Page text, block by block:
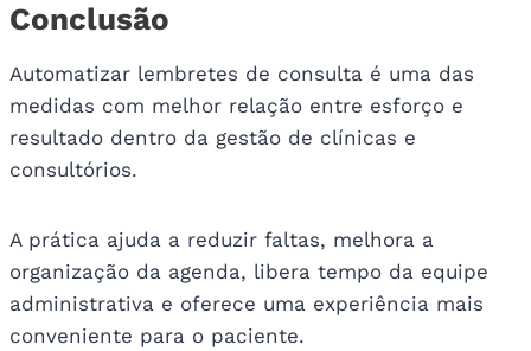
Conclusão
Automatizar lembretes de consulta é uma das
medidas com melhor relação entre esforço e
resultado dentro da gestão de clínicas e
consultórios.
A prática ajuda a reduzir faltas, melhora a
organização da agenda, libera tempo da equipe
administrativa e oferece uma experiência mais
conveniente para o paciente.